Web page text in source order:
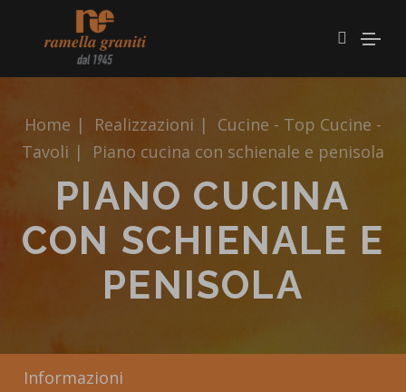
Home | Realizzazioni |
Cucine - Top Cucine -
Tavoli | Piano cucina con schienale e penisola
PIANO CUCINA
CON SCHIENALE E
PENISOLA
Informazioni